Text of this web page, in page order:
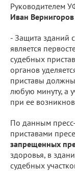
Руководителем
Иван Вернигоров
- Защита зданий
является
судебных
органов
приставы
любую минуту, а
при ее
По данным
приставами
запрещенных
здоровья, в
судебных